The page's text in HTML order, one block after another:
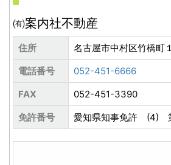
㈲案内社不動産
住所
名古屋市中村区竹橋町
電話番号
052-451-6666
FAX
052-451-3390
免許番号
愛知県知事免許 (4)